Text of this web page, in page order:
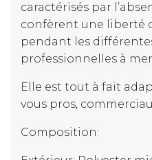
caractérisés par
confèrent une liberté
pendant les
professionnelles à
Elle est tout à fait
vous pros,
Composition: